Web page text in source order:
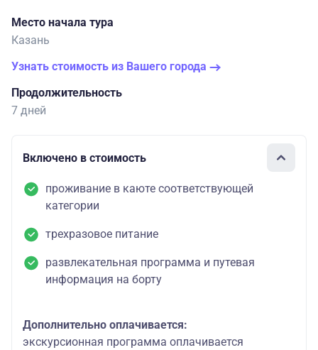
Место начала тура
Казань
Узнать стоимость из Вашего города
Продолжительность
7 дней
Включено в стоимость
проживание в каюте соответствующей
категории
трехразовое питание
развлекательная программа и путевая
информация на борту
Дополнительно оплачивается:
экскурсионная программа оплачивается